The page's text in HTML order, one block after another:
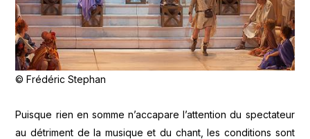
© Frédéric Stephan
Puisque rien en somme n’accapare l’attention du spectateur
au détriment de la musique et du chant, les conditions sont